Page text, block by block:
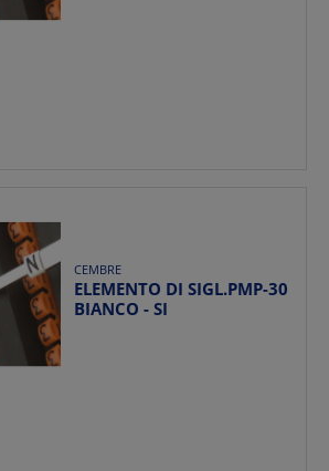
CEMBRE
ELEMENTO DI SIGL.PMP-30
BIANCO - SI